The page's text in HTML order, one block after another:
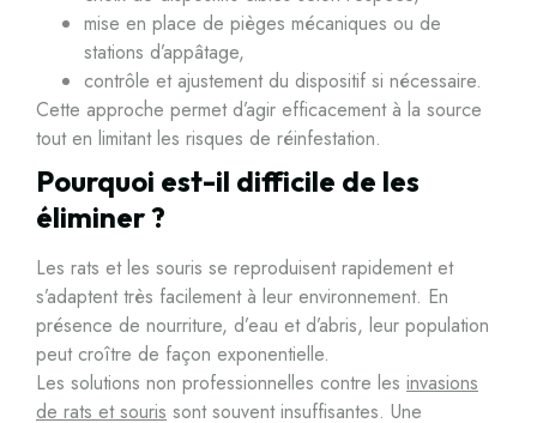
mise en place de pièges mécaniques ou de
stations d’appâtage,
contrôle et ajustement du dispositif si nécessaire.
Cette approche permet d’agir efficacement à la source
tout en limitant les risques de réinfestation.
Pourquoi est-il difficile de les
éliminer ?
Les rats et les souris se reproduisent rapidement et
s’adaptent très facilement à leur environnement. En
présence de nourriture, d’eau et d’abris, leur population
peut croître de façon exponentielle.
Les solutions non professionnelles contre les invasions
de rats et souris sont souvent insuffisantes. Une